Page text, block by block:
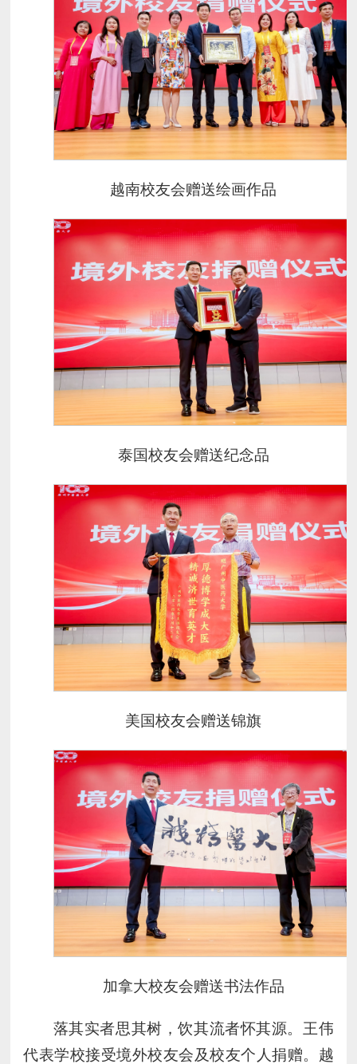
越南校友会赠送绘画作品
泰国校友会赠送纪念品
美国校友会赠送锦旗
加拿大校友会赠送书法作品
落其实者思其树，饮其流者怀其源。王伟
代表学校接受境外校友会及校友个人捐赠。越